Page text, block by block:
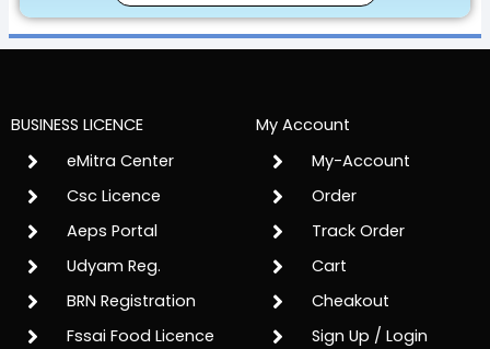
BUSINESS LICENCE
eMitra Center
Csc Licence
Aeps Portal
Udyam Reg.
BRN Registration
Fssai Food Licence
My Account
My-Account
Order
Track Order
Cart
Cheakout
Sign Up / Login